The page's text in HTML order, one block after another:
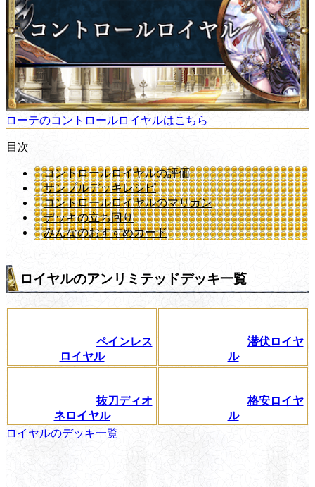
ローテのコントロールロイヤルはこちら
目次
コントロールロイヤルの評価
サンプルデッキレシピ
コントロールロイヤルのマリガン
デッキの立ち回り
みんなのおすすめカード
ロイヤルのアンリミテッドデッキ一覧
ペインレス
ロイヤル
潜伏ロイヤ
ル
抜刀ディオ
ネロイヤル
格安ロイヤ
ル
ロイヤルのデッキ一覧